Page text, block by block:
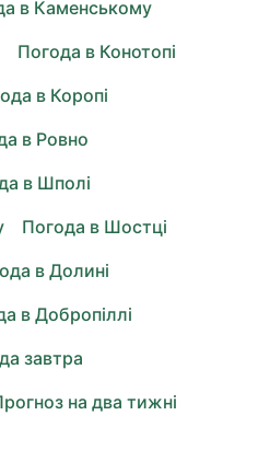
в Каменському
Погода в Конотопі
в Коропі
в Ровно
в Шполі
Погода в Шостці
в Долині
в Добропіллі
завтра
на два тижні